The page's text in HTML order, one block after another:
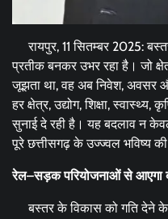
रायपुर, 11 सितम्बर 2025:
प्रतीक बनकर उभर रहा है। जो
जूझता था, वह अब निवेश, अवसर
हर क्षेत्र, उद्योग, शिक्षा,
सुनाई दे रही है। यह बदलाव न
पूरे छत्तीसगढ़ के उज्ज्वल भविष्य
रेल–सड़क परियोजनाओं से आएगा
बस्तर के विकास को गति देने